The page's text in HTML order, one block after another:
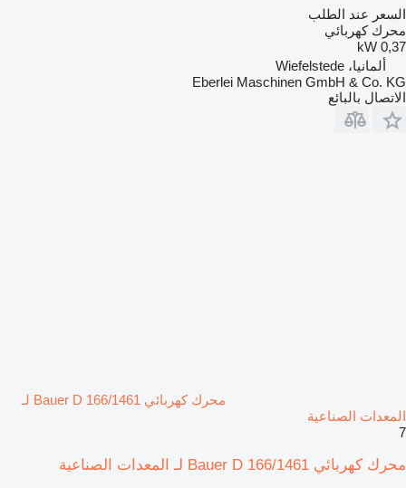
السعر عند الطلب
محرك كهربائي
0,37 kW
ألمانيا، Wiefelstede
Eberlei Maschinen GmbH & Co. KG
الاتصال بالبائع
محرك كهربائي Bauer D 166/1461 لـ
المعدات الصناعية
7
محرك كهربائي Bauer D 166/1461 لـ المعدات الصناعية